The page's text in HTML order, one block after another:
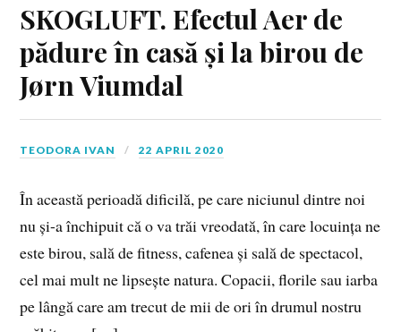
SKOGLUFT. Efectul Aer de
pădure în casă și la birou de
Jørn Viumdal
TEODORA IVAN 22 APRIL 2020
În această perioadă dificilă, pe care niciunul dintre noi
nu și-a închipuit că o va trăi vreodată, în care locuința ne
este birou, sală de fitness, cafenea și sală de spectacol,
cel mai mult ne lipsește natura. Copacii, florile sau iarba
pe lângă care am trecut de mii de ori în drumul nostru